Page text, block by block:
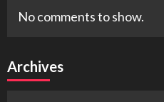
No comments to show.
Archives